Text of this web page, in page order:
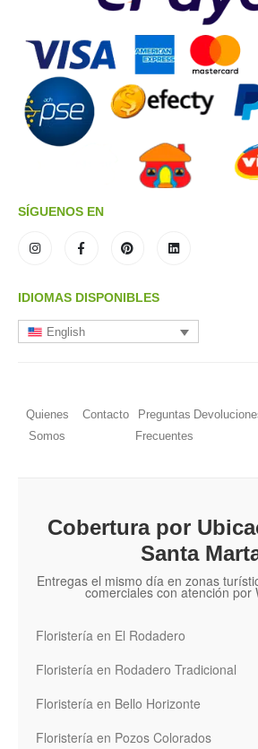
SÍGUENOS EN
IDIOMAS DISPONIBLES
English
Quienes
Somos
Contacto
Preguntas
Frecuentes
Cobertura por
Santa
Entregas el mismo día en zonas
comerciales con atención por
Floristería en El Rodadero
Floristería en Rodadero Tradicional
Floristería en Bello Horizonte
Floristería en Pozos Colorados